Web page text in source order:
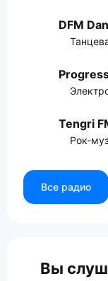
DFM
Tengri
Рок-
Все радио
Вы